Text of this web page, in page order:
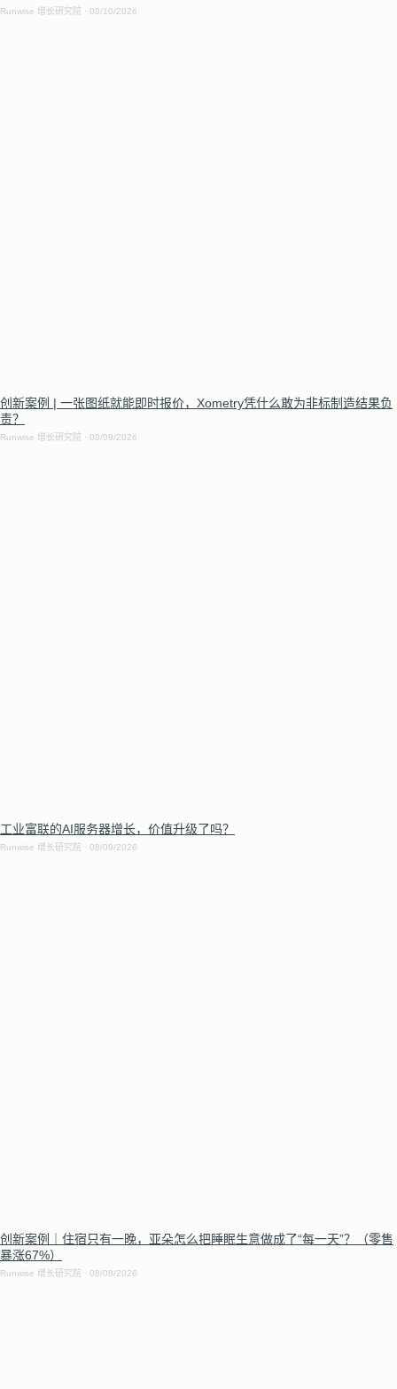
Runwise 增长研究院 08/10/2026
创新案例 | 一张图纸就能即时报价，Xometry凭什么敢为非标制造结果负
责？
Runwise 增长研究院 08/09/2026
工业富联的AI服务器增长，价值升级了吗？
Runwise 增长研究院 08/09/2026
创新案例｜住宿只有一晚，亚朵怎么把睡眠生意做成了“每一天”？（零售
暴涨67%）
Runwise 增长研究院 08/08/2026